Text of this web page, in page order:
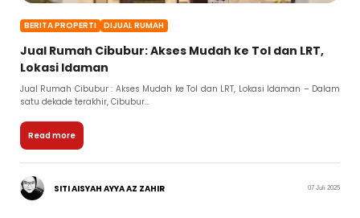
BERITA PROPERTI DIJUAL RUMAH
Jual Rumah Cibubur: Akses Mudah ke Tol dan LRT,
Lokasi Idaman
Jual Rumah Cibubur : Akses Mudah ke Tol dan LRT, Lokasi Idaman – Dalam
satu dekade terakhir, Cibubur...
Read more
SITI AISYAH AYYA AZ ZAHIR 07 Juli 2025